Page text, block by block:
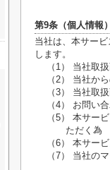
第9条（個人情報）
当社は、本サー
します。
（1） 当社取
（2） 当社か
（3） 当社取
（4） お問い
（5） 本サー
ただく為
（6） 本サー
（7） 当社の